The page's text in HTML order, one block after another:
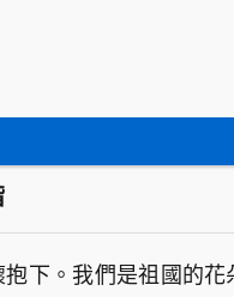
下。我們是祖國的花